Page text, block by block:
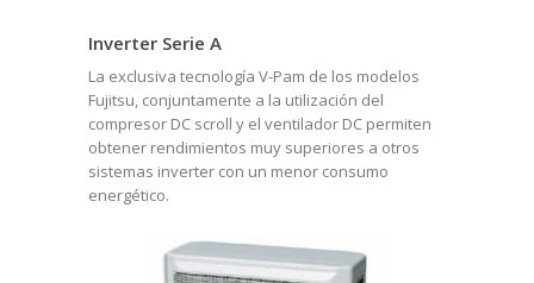
Inverter Serie A
La exclusiva tecnología V-Pam de los modelos
Fujitsu, conjuntamente a la utilización del
compresor DC scroll y el ventilador DC permiten
obtener rendimientos muy superiores a otros
sistemas inverter con un menor consumo
energético.